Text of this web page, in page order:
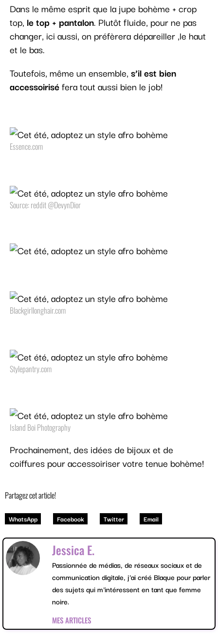
Dans le même esprit que la jupe bohème + crop
top, le top + pantalon. Plutôt fluide, pour ne pas
changer, ici aussi, on préfèrera dépareiller ,le haut
et le bas.
Toutefois, même un ensemble, s’il est bien
accessoiriséfera tout aussi bien le job!
Essence.com
Source: reddit @DevynDior
Blackgirllonghair.com
Stylepantry.com
Island Boi Photography
Prochainement, des idées de bijoux et de
coiffures pour accessoiriser votre tenue bohème!
Partagez cet article!
WhatsApp Facebook Twitter Email
Jessica E.
Passionnée de médias, de réseaux sociaux et de
communication digitale, j'ai créé Blaque pour parler
des sujets qui m'intéressent en tant que femme
noire.
MES ARTICLES